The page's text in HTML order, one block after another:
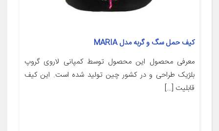
کیف حمل سگ و گربه مدل MARIA
معرفی محصول این محصول توسط کمپانی لاروی گروپ
بلژیک طراحی و در کشور چین تولید شده است. این کیف
قابلیت […]